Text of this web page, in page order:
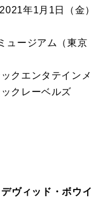
年1月1日（金）
ュージアム（東京
クエンタテインメ
クレーベルズ
ヴィッド・ボウイ